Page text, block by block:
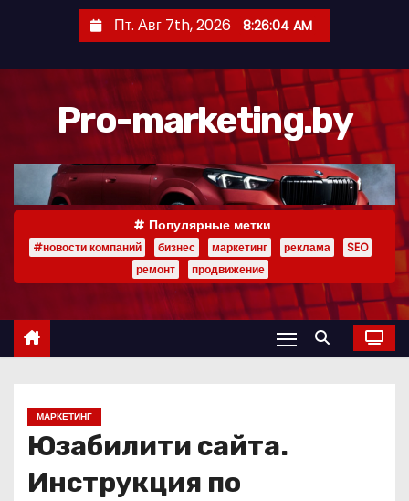
р
Пт. Авг 7th, 2026 8:26:05 AM
Pro-marketing.by
Популярные метки
#новости компаний бизнес маркетинг реклама
SEO
ремонт
продвижение
МАРКЕТИНГ
Юзабилити сайта.
Инструкция по